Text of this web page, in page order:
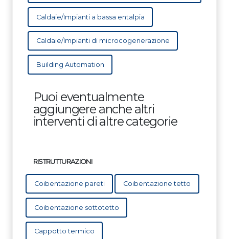
Caldaie/Impianti a bassa entalpia
Caldaie/Impianti di microcogenerazione
Building Automation
Puoi eventualmente
aggiungere anche altri
interventi di altre categorie
RISTRUTTURAZIONI
Coibentazione pareti Coibentazione tetto
Coibentazione sottotetto
Cappotto termico